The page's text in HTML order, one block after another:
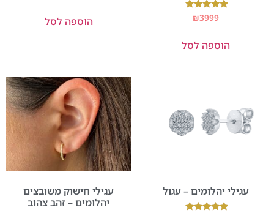
דורג
5.00
₪3999
הוספה לסל
הוספה לסל
עגילי יהלומים – עגול
עגילי חישוק משובצים
יהלומים – זהב צהוב